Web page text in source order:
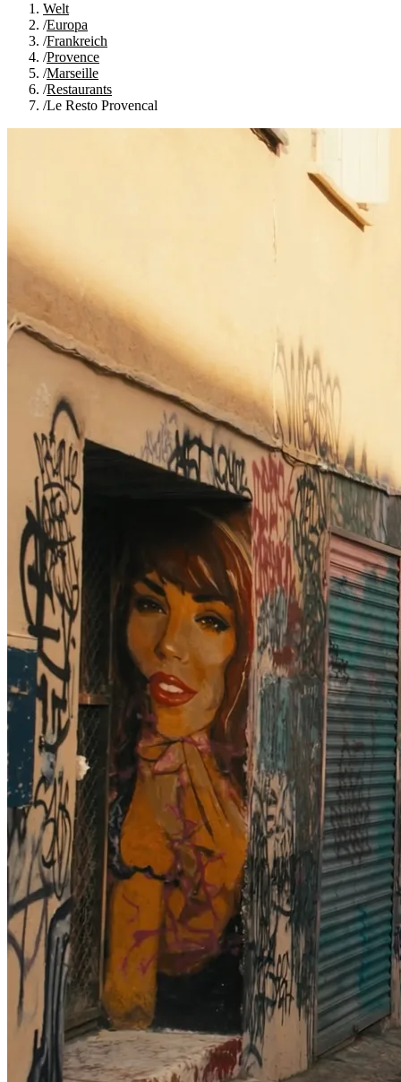
Welt
/Europa
/Frankreich
/Provence
/Marseille
/Restaurants
/Le Resto Provencal